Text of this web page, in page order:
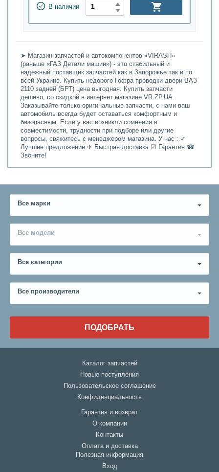
В наличии
➤ Магазин запчастей и автокомпонентов «VIRASH»
(раньше «ГАЗ Детали машин») - это стабильный и
надежный поставщик запчастей как в Запорожье так и по
всей Украине. Купить недорого Гофра проводки двери ВАЗ
2110 задней (БРТ) цена выгодная. Купить запчасти
дешево, со скидкой в интернет магазине VR.ZP.UA.
Заказывайте только оригинальные запчасти, с нами ваш
автомобиль всегда будет оставаться комфортным и
безопасным. Если у вас возникли сомнения в
совместимости, трудности при подборе или другие
вопросы, свяжитесь с менеджером магазина. У нас : ✓
Лучшее предложение ✈ Быстрая доставка ☑ Гарантия ☎
Звоните!
Все марки
Все модели
Все категории
Все производители
ПОДОБРАТЬ
Каталог запчастей
Новые поступления
Пользовательское соглашение
Конфиденциальность
Гарантия и возврат
О компании
Контакты
Оплата и доставка
Полезная информация
Вход